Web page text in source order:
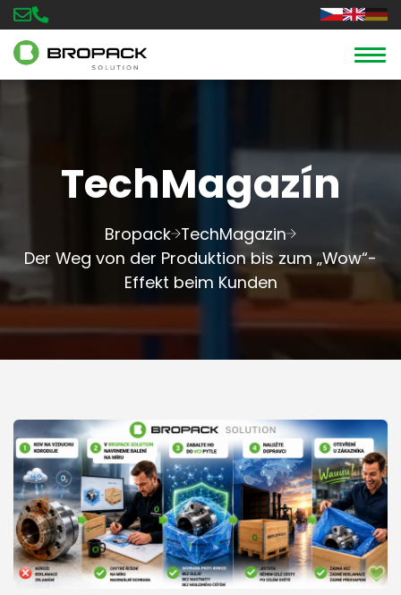
TechMagazín
Bropack TechMagazin
Der Weg von der Produktion bis zum „Wow“-
Effekt beim Kunden